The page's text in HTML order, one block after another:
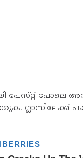
പേസ്​റ്റ്​ പോലെ
ഗ്ലാസിലേക്ക്